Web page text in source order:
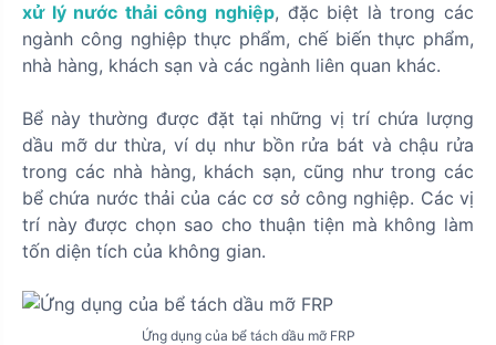
xử lý nước thải công nghiệp, đặc biệt là trong các
ngành công nghiệp thực phẩm, chế biến thực phẩm,
nhà hàng, khách sạn và các ngành liên quan khác.
Bể này thường được đặt tại những vị trí chứa lượng
dầu mỡ dư thừa, ví dụ như bồn rửa bát và chậu rửa
trong các nhà hàng, khách sạn, cũng như trong các
bể chứa nước thải của các cơ sở công nghiệp. Các vị
trí này được chọn sao cho thuận tiện mà không làm
tốn diện tích của không gian.
Ứng dụng của bể tách dầu mỡ FRP